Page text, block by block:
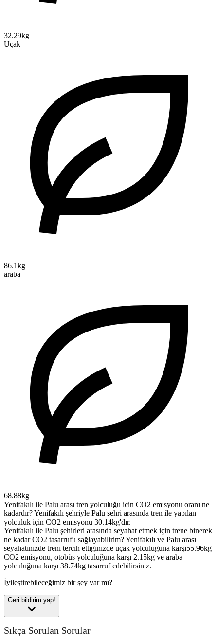
32.29kg
Uçak
86.1kg
araba
68.88kg
Yenifakılı ile Palu arası tren yolculuğu için CO2 emisyonu oranı ne
kadardır?Yenifakılı şehriyle Palu şehri arasında tren ile yapılan
yolculuk için CO2 emisyonu 30.14kg'dır.
Yenifakılı ile Palu şehirleri arasında seyahat etmek için trene binerek
ne kadar CO2 tasarrufu sağlayabilirim?Yenifakılı ve Palu arası
seyahatinizde treni tercih ettiğinizde uçak yolculuğuna karşı55.96kg
CO2 emisyonu, otobüs yolculuğuna karşı 2.15kg ve araba
yolculuğuna karşı 38.74kg tasarruf edebilirsiniz.
İyileştirebileceğimiz bir şey var mı?
Geri bildirim yap!
Sıkça Sorulan Sorular